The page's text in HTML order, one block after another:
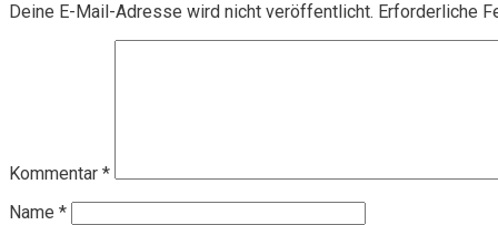
Deine E-Mail-Adresse wird nicht veröffentlicht. Erforderliche
Kommentar *
Name *